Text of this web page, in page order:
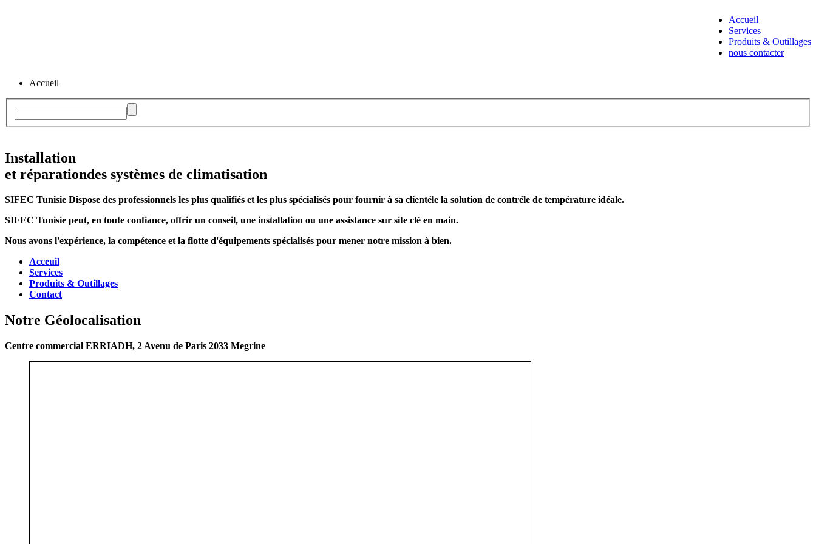
Accueil
Services
Produits & Outillages
nous contacter
Accueil
Installation
et réparationdes systèmes de climatisation
SIFEC Tunisie Dispose des professionnels les plus qualifiés et les plus spécialisés pour fournir à sa clientéle la solution de contréle de température idéale.
SIFEC Tunisie peut, en toute confiance, offrir un conseil, une installation ou une assistance sur site clé en main.
Nous avons l'expérience, la compétence et la flotte d'équipements spécialisés pour mener notre mission à bien.
Acceuil
Services
Produits & Outillages
Contact
Notre Géolocalisation
Centre commercial ERRIADH, 2 Avenu de Paris 2033 Megrine